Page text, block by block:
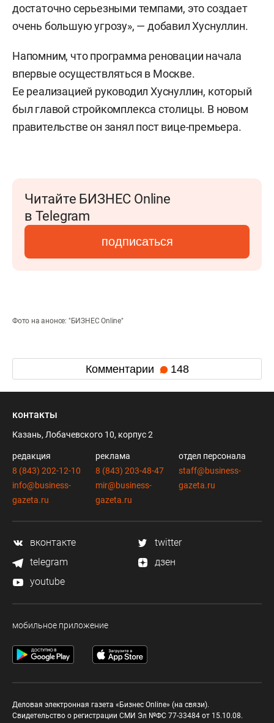
достаточно серьезными темпами, это создает
очень большую угрозу», — добавил Хуснуллин.
Напомним, что программа реновации начала
впервые осуществляться в Москве.
Ее реализацией руководил Хуснуллин, который
был главой стройкомплекса столицы. В новом
правительстве он занял пост вице-премьера.
Читайте БИЗНЕС Online
в Telegram
подписаться
Фото на анонсе: "БИЗНЕС Online"
Комментарии 148
контакты
Казань, Лобачевского 10, корпус 2
редакция
8 (843) 202-12-10
info@business-
gazeta.ru
реклама
8 (843) 203-48-47
mir@business-
gazeta.ru
отдел персонала
staff@business-
gazeta.ru
вконтакте
twitter
telegram
дзен
youtube
мобильное приложение
Деловая электронная газета «Бизнес Online» (на связи).
Свидетельство о регистрации СМИ Эл №ФС 77-33484 от 15.10.08.